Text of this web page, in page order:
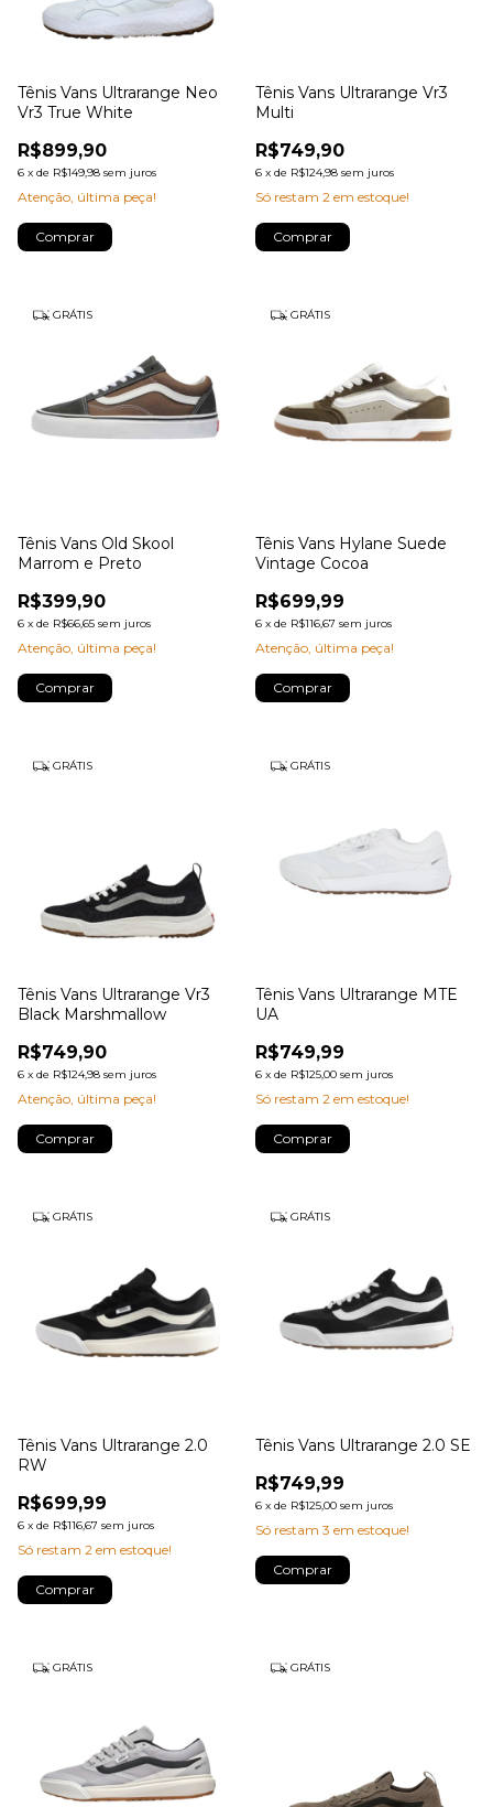
Tênis Vans Ultrarange Neo
Vr3 True White
R$899,90
6 x de R$149,98 sem juros
Atenção, última peça!
Comprar
Tênis Vans Ultrarange Vr3
Multi
R$749,90
6 x de R$124,98 sem juros
Só restam 2 em estoque!
Comprar
GRÁTIS
Tênis Vans Old Skool
Marrom e Preto
R$399,90
6 x de R$66,65 sem juros
Atenção, última peça!
Comprar
GRÁTIS
Tênis Vans Hylane Suede
Vintage Cocoa
R$699,99
6 x de R$116,67 sem juros
Atenção, última peça!
Comprar
GRÁTIS
Tênis Vans Ultrarange Vr3
Black Marshmallow
R$749,90
6 x de R$124,98 sem juros
Atenção, última peça!
Comprar
GRÁTIS
Tênis Vans Ultrarange MTE
UA
R$749,99
6 x de R$125,00 sem juros
Só restam 2 em estoque!
Comprar
GRÁTIS
Tênis Vans Ultrarange 2.0
RW
R$699,99
6 x de R$116,67 sem juros
Só restam 2 em estoque!
Comprar
GRÁTIS
Tênis Vans Ultrarange 2.0 SE
R$749,99
6 x de R$125,00 sem juros
Só restam 3 em estoque!
Comprar
GRÁTIS GRÁTIS